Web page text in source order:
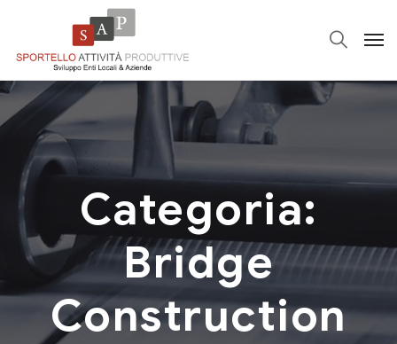
Categoria:
Bridge
Construction